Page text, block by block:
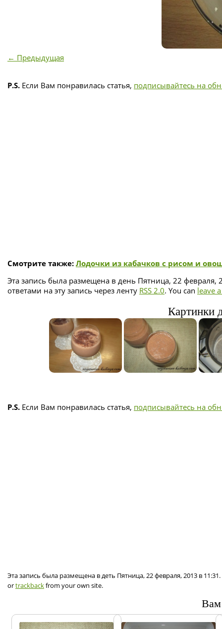
← Предыдущая
P.S. Если Вам понравилась статья, подписывайтесь на
Смотрите также: Лодочки из кабачков с рисом и
Эта запись была размещена в день Пятница, 22 февраля,
ответами на эту запись через ленту RSS 2.0. You can leave
Картинки
P.S. Если Вам понравилась статья, подписывайтесь на
Эта запись была размещена в деть Пятница, 22 февраля, 2013 в
ortrackbackfrom your own site.
Вам